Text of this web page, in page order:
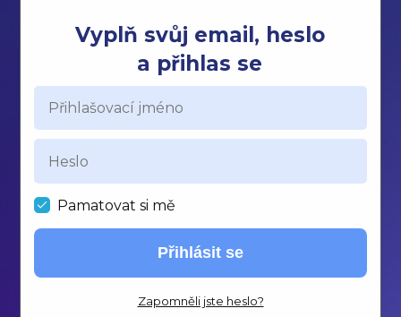
Vyplň svůj email, heslo
a přihlas se
Pamatovat si mě
Přihlásit se
Zapomněli jste heslo?